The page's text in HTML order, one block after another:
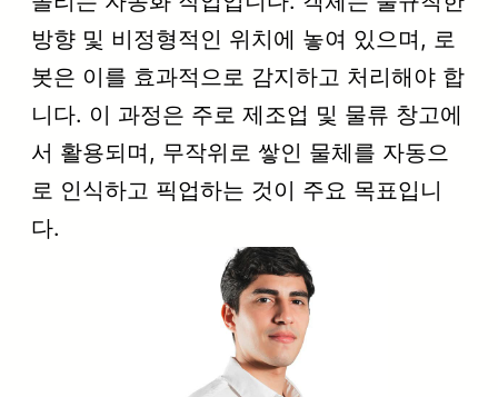
방향 및 비정형적인 위치에 놓여 있으며, 로
봇은 이를 효과적으로 감지하고 처리해야 합
니다. 이 과정은 주로 제조업 및 물류 창고에
서 활용되며, 무작위로 쌓인 물체를 자동으
로 인식하고 픽업하는 것이 주요 목표입니
다.